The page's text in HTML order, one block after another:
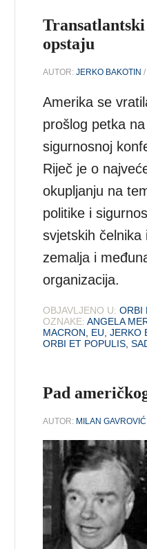
opstaju
AUTOR:JERKO BAKOTIN
Amerika se
prošlog petka
sigurnosnoj
Riječ je o
okupljanju na
politike i
svjetskih
zemalja i
organizacija.
OBJAVLJENO U: ORBI
OZNAKE: ANGELA
MACRON, EU,JERKO
ORBI ET POPULIS,
Pad
AUTOR: MILAN GAVROVIĆ